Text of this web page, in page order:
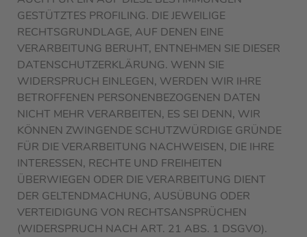
GESTÜTZTES PROFILING. DIE JEWEILIGE
RECHTSGRUNDLAGE, AUF DENEN EINE
VERARBEITUNG BERUHT, ENTNEHMEN SIE DIESER
DATENSCHUTZERKLÄRUNG. WENN SIE
WIDERSPRUCH EINLEGEN, WERDEN WIR IHRE
BETROFFENEN PERSONENBEZOGENEN DATEN
NICHT MEHR VERARBEITEN, ES SEI DENN, WIR
KÖNNEN ZWINGENDE SCHUTZWÜRDIGE GRÜNDE
FÜR DIE VERARBEITUNG NACHWEISEN, DIE IHRE
INTERESSEN, RECHTE UND FREIHEITEN
ÜBERWIEGEN ODER DIE VERARBEITUNG DIENT
DER GELTENDMACHUNG, AUSÜBUNG ODER
VERTEIDIGUNG VON RECHTSANSPRÜCHEN
(WIDERSPRUCH NACH ART. 21 ABS. 1 DSGVO).